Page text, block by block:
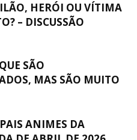
HERÓI OU VÍTIMA
– DISCUSSÃO
SÃO
MAS SÃO MUITO
ANIMES DA